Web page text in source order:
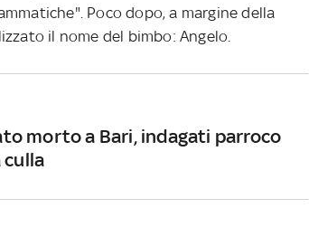
Poco dopo, a margine della
il nome del bimbo: Angelo.
morto a Bari, indagati parroco
culla